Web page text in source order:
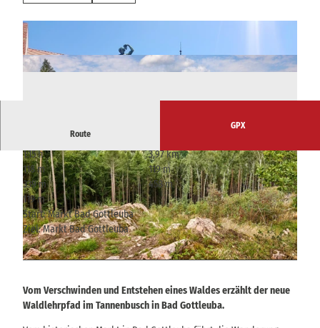
© Mario Scheinert, Tourismusverband Sächsische Schweiz
Route
GPX
1:15 h
3,97 km
118 m
119 m
339 m
458 m
119 m
Start: Markt Bad Gottleuba
Ziel: Markt Bad Gottleuba
Vom Verschwinden und Entstehen eines Waldes erzählt der neue
Waldlehrpfad im Tannenbusch in Bad Gottleuba.